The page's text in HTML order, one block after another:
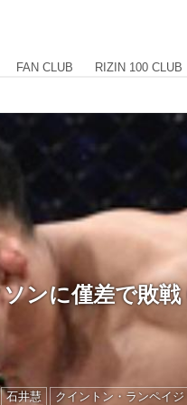
FAN CLUB RIZIN 100 CLUB
ンに僅差で敗
石井慧 クイントン・ランペイ